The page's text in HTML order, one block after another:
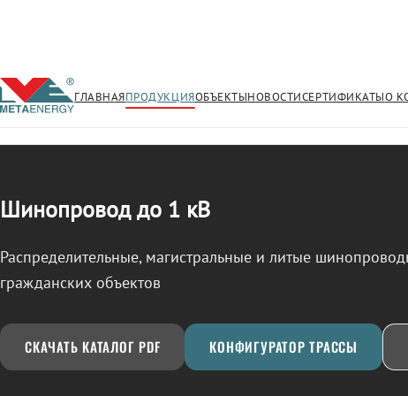
ГЛАВНАЯПРОДУКЦИЯОБЪЕКТЫНОВОСТИСЕРТИФИКАТЫО
← Продукция/ШИНОПРОВОД
Шинопровод до 1 кВ
Распределительные, магистральные и литые
гражданских объектов
СКАЧАТЬ КАТАЛОГ PDF КОНФИГУРАТОР ТРАССЫ